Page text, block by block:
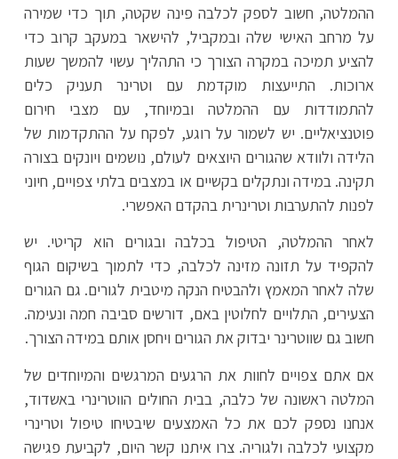
ההמלטה, חשוב לספק לכלבה פינה שקטה, תוך כדי שמירה
על מרחב האישי שלה ובמקביל, להישאר במעקב קרוב כדי
להציע תמיכה במקרה הצורך כי התהליך עשוי להמשך שעות
ארוכות. התייעצות מוקדמת עם וטרינר תעניק כלים
להתמודדות עם ההמלטה ובמיוחד, עם מצבי חירום
פוטנציאליים. יש לשמור על רוגע, לפקח על ההתקדמות של
הלידה ולוודא שהגורים היוצאים לעולם, נושמים ויונקים בצורה
תקינה. במידה ונתקלים בקשיים או במצבים בלתי צפויים, חיוני
לפנות להתערבות וטרינרית בהקדם האפשרי.
לאחר ההמלטה, הטיפול בכלבה ובגורים הוא קריטי. יש
להקפיד על תזונה מזינה לכלבה, כדי לתמוך בשיקום הגוף
שלה לאחר המאמץ ולהבטיח הנקה מיטבית לגורים. גם הגורים
הצעירים, התלויים לחלוטין באם, דורשים סביבה חמה ונעימה.
חשוב גם שווטרינר יבדוק את הגורים ויחסן אותם במידה הצורך.
אם אתם צפויים לחוות את הרגעים המרגשים והמיוחדים של
המלטה ראשונה של כלבה, בבית החולים הווטרינרי באשדוד,
אנחנו נספק לכם את כל האמצעים שיבטיחו טיפול וטרינרי
מקצועי לכלבה ולגוריה. צרו איתנו קשר היום, לקביעת פגישה